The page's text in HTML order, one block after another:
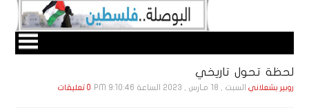
لحظة تحول تاريخي
روبير بشعلاني السبت , 18 مـارس , 2023 الساعة 9:10:46 PM 0 تعليقات